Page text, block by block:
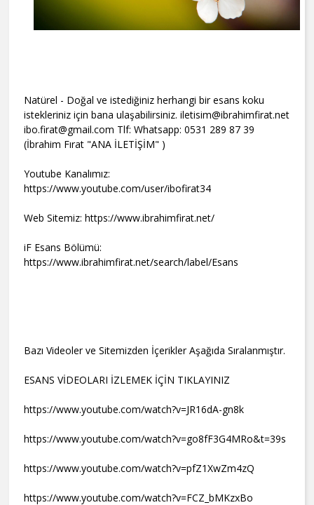
Natürel - Doğal ve istediğiniz herhangi bir esans koku
istekleriniz için bana ulaşabilirsiniz. iletisim@ibrahimfirat.net
ibo.firat@gmail.com Tlf: Whatsapp: 0531 289 87 39
(İbrahim Fırat "ANA İLETİŞİM" )
Youtube Kanalımız:
https://www.youtube.com/user/ibofirat34
Web Sitemiz: https://www.ibrahimfirat.net/
iF Esans Bölümü:
https://www.ibrahimfirat.net/search/label/Esans
Bazı Videoler ve Sitemizden İçerikler Aşağıda Sıralanmıştır.
ESANS VİDEOLARI İZLEMEK İÇİN TIKLAYINIZ
https://www.youtube.com/watch?v=JR16dA-gn8k
https://www.youtube.com/watch?v=go8fF3G4MRo&t=39s
https://www.youtube.com/watch?v=pfZ1XwZm4zQ
https://www.youtube.com/watch?v=FCZ_bMKzxBo